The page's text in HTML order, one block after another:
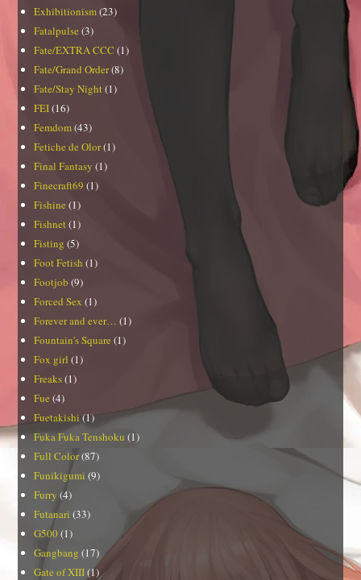
Exhibitionism(23)
Fatalpulse (3)
Fate/EXTRA CCC (1)
Fate/Grand Order(8)
Fate/Stay Night(1)
FEI(16)
Femdom(43)
Fetiche de Olor(1)
Final Fantasy (1)
Finecraft69 (1)
Fishine (1)
Fishnet (1)
Fisting (5)
Foot Fetish (1)
Footjob (9)
Forced Sex (1)
Forever and ever… (1)
Fountain's Square (1)
Fox girl (1)
Freaks(1)
Fue (4)
Fuetakishi (1)
Fuka Fuka Tenshoku (1)
Full Color(87)
Funikigumi (9)
Furry (4)
Futanari (33)
G500 (1)
Gangbang (17)
Gate of XIII(1)